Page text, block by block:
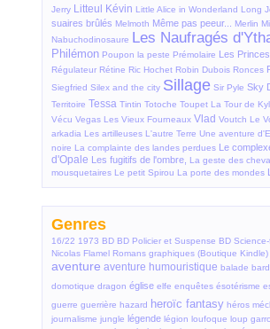
Jerry Litteul Kévin Little Alice in Wonderland Long
suaires brûlés Melmoth Même pas peeur... Merlin
Nabuchodinosaure Les Naufragés
Philémon Poupon la peste Prémolaire Les
Régulateur Rétine Ric Hochet Robin Dubois Ronces
Siegfried Silex and the city Sillage Sir Pyle Sky
Territoire Tessa Tintin Totoche Toupet La Tour de
Vécu Vegas Les Vieux Fourneaux Vlad Voutch Le
arkadia Les artilleuses L'autre Terre Une aventure
noire La complainte des landes perdues Le
d'Opale Les fugitifs de l'ombre, La geste des
mousquetaires Le petit Spirou La porte des mondes
Genres
16/22 1973 BD BD Policier et Suspense BD
Nicolas Flamel Romans graphiques (Boutique Kindle)
aventure aventure humouristique balade
domotique dragon église elfe enquêtes ésotérisme
guerre guerrière hazard heroïc fantasy héros
journalisme jungle légende légion loufoque loup